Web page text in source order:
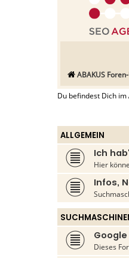
ABAKUS
Du befindest Dich im
ALLGEMEIN
Ich
Hier
Infos,
Dieses